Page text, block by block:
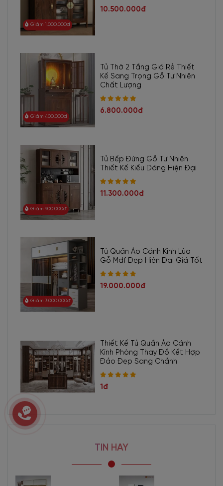
Giảm 1.000.000đ
10.500.000đ
Giảm 400.000đ
Tủ Thờ 2 Tầng Giá Rẻ Thiết
Kế Sang Trọng Gỗ Tự Nhiên
Chất Lượng
6.800.000đ
Giảm 900.000đ
Tủ Bếp Đứng Gỗ Tự Nhiên
Thiết Kế Kiểu Dáng Hiện Đại
11.300.000đ
Giảm 3.000.000đ
Tủ Quần Áo Cánh Kính Lùa
Gỗ Mdf Đẹp Hiện Đại Giá Tốt
19.000.000đ
Thiết Kế Tủ Quần Áo Cánh
Kính Phòng Thay Đồ Kết Hợp
Đảo Đẹp Sang Chảnh
1đ
TIN HAY